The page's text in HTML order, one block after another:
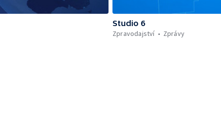
Studio 6
Zpravodajství
Zprávy